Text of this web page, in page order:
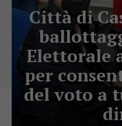
Città di
Elettorale
per
del voto a